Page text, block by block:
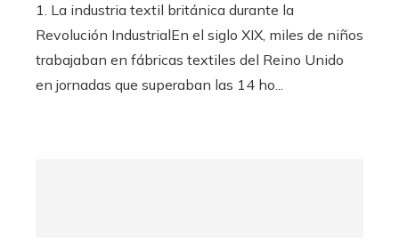
1. La industria textil británica durante la
Revolución IndustrialEn el siglo XIX, miles de niños
trabajaban en fábricas textiles del Reino Unido
en jornadas que superaban las 14 ho...